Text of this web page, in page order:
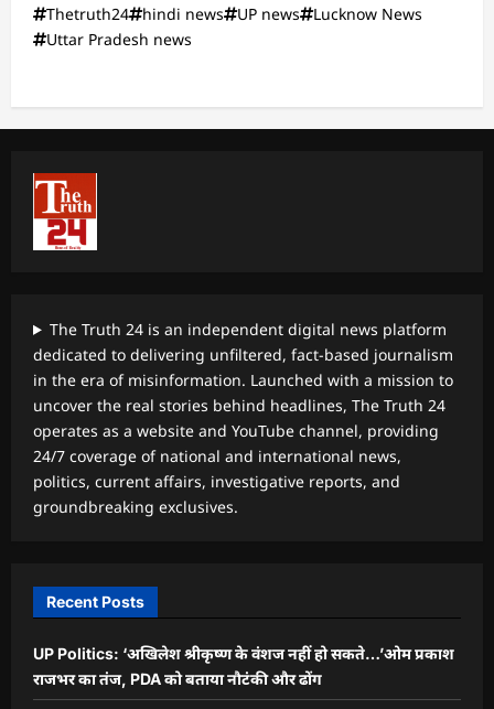
Thetruth24
hindi news UP news
Lucknow News
Uttar Pradesh news
The Truth 24 is an independent digital news platform
dedicated to delivering unfiltered, fact-based journalism
in the era of misinformation. Launched with a mission to
uncover the real stories behind headlines, The Truth 24
operates as a website and YouTube channel, providing
24/7 coverage of national and international news,
politics, current affairs, investigative reports, and
groundbreaking exclusives.
Recent Posts
UP Politics: ‘अखिलेश श्रीकृष्ण के वंशज नहीं हो सकते…’ओम प्रकाश
राजभर का तंज, PDA को बताया नौटंकी और ढोंग